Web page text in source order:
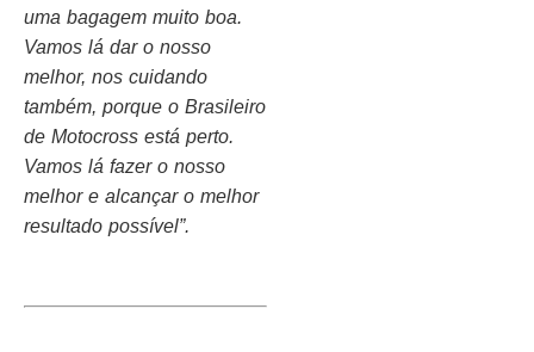
uma bagagem muito boa.
Vamos lá dar o nosso
melhor, nos cuidando
também, porque o Brasileiro
de Motocross está perto.
Vamos lá fazer o nosso
melhor e alcançar o melhor
resultado possível”.